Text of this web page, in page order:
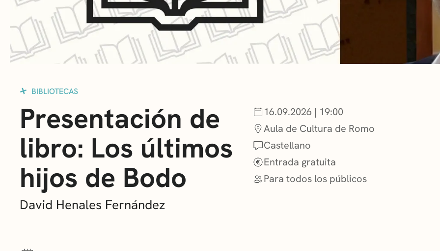
ENTRADAS
NOTICIAS
ASOCIACIONES
BIBLIOTECAS
Presentación de
libro: Los últimos
hijos de Bodo
David Henales Fernández
16.09.2026 | 19:00
Aula de Cultura de Romo
Castellano
Entrada gratuita
Para todos los públicos